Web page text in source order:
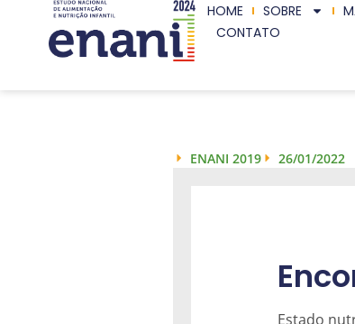
HOME SOBRE
CONTATO
ENANI 2019 26/01/2022
Estado